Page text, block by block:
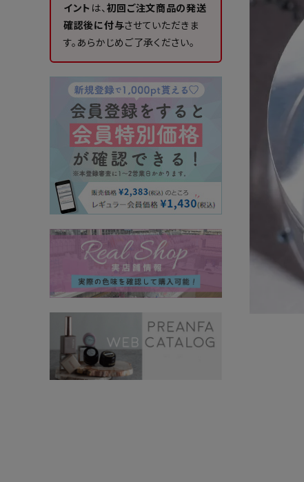
イント は、初回ご注文商品の発送
確認後に付与させていただきま
す。あらかじめご了承ください。